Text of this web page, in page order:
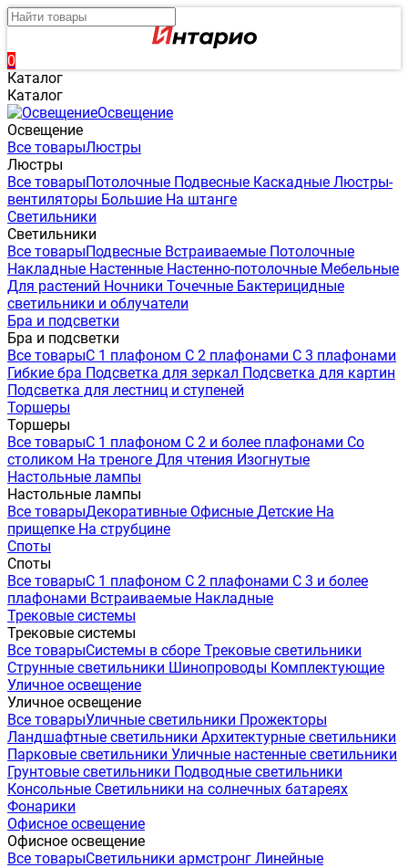
0
Каталог
Каталог
Освещение
Освещение
Все товарыЛюстры
Люстры
Все товарыПотолочные Подвесные Каскадные Люстры-
вентиляторы Большие На штанге
Светильники
Светильники
Все товарыПодвесные Встраиваемые Потолочные
Накладные Настенные Настенно-потолочные Мебельные
Для растений Ночники Точечные Бактерицидные
светильники и облучатели
Бра и подсветки
Бра и подсветки
Все товарыС 1 плафоном С 2 плафонами С 3 плафонами
Гибкие бра Подсветка для зеркал Подсветка для картин
Подсветка для лестниц и ступеней
Торшеры
Торшеры
Все товарыС 1 плафоном С 2 и более плафонами Со
столиком На треноге Для чтения Изогнутые
Настольные лампы
Настольные лампы
Все товарыДекоративные Офисные Детские На
прищепке На струбцине
Споты
Споты
Все товарыС 1 плафоном С 2 плафонами С 3 и более
плафонами Встраиваемые Накладные
Трековые системы
Трековые системы
Все товарыСистемы в сборе Трековые светильники
Струнные светильники Шинопроводы Комплектующие
Уличное освещение
Уличное освещение
Все товарыУличные светильники Прожекторы
Ландшафтные светильники Архитектурные светильники
Парковые светильники Уличные настенные светильники
Грунтовые светильники Подводные светильники
Консольные Светильники на солнечных батареях
Фонарики
Офисное освещение
Офисное освещение
Все товарыСветильники армстронг Линейные